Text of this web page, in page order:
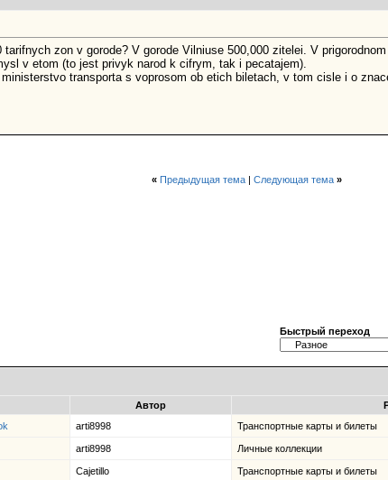
zon v gorode? V gorode Vilniuse 500,000 zitelei. V
v etom (to jest privyk narod k cifrym, tak i pecatajem).
transporta s voprosom ob etich biletach, v tom cisle i o
« Предыдущая тема| Следующая тема »
Быстрый переход
Автор
arti8998 Транспортные карты и билеты
arti8998 Личные коллекции
Cajetillo Транспортные карты и билеты